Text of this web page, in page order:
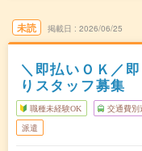
未読 掲載日 2026/06/25
＼即払いＯＫ／
りスタッフ募集
職種未経験OK 交通費別
派遣